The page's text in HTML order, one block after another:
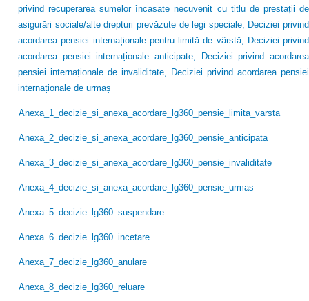
privind recuperarea sumelor încasate necuvenit cu titlu de prestații de
asigurări sociale/alte drepturi prevăzute de legi speciale, Deciziei privind
acordarea pensiei internaționale pentru limită de vârstă, Deciziei privind
acordarea pensiei internaționale anticipate, Deciziei privind acordarea
pensiei internaționale de invaliditate, Deciziei privind acordarea pensiei
internaționale de urmaș
Anexa_1_decizie_si_anexa_acordare_lg360_pensie_limita_varsta
Anexa_2_decizie_si_anexa_acordare_lg360_pensie_anticipata
Anexa_3_decizie_si_anexa_acordare_lg360_pensie_invaliditate
Anexa_4_decizie_si_anexa_acordare_lg360_pensie_urmas
Anexa_5_decizie_lg360_suspendare
Anexa_6_decizie_lg360_incetare
Anexa_7_decizie_lg360_anulare
Anexa_8_decizie_lg360_reluare